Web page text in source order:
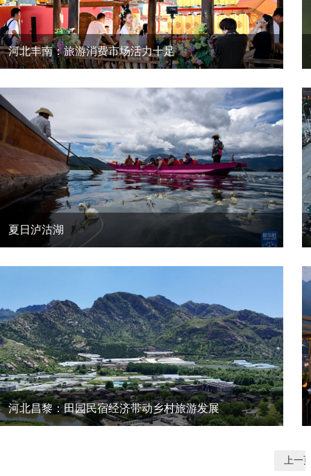
河北丰南：旅游消费市场活力十足
夏日泸沽湖
河北昌黎：田园民宿经济带动乡村旅游发展
上一